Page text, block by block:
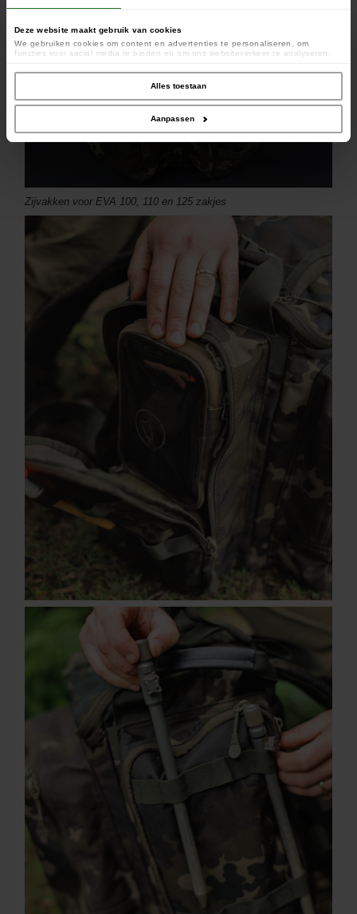
Deze website maakt gebruik van cookies
We gebruiken cookies om content en advertenties te personaliseren, om
functies voor social media te bieden en om ons websiteverkeer te analyseren.
social media, adverteren en analyse. Deze partners kunnen deze gegevens
combineren met andere informatie die u aan ze heeft verstrekt of die ze hebben
verzameld op basis van uw gebruik van hun services.
Alles toestaan
Aanpassen
Zijvakken voor EVA 100, 110 en 125 zakjes